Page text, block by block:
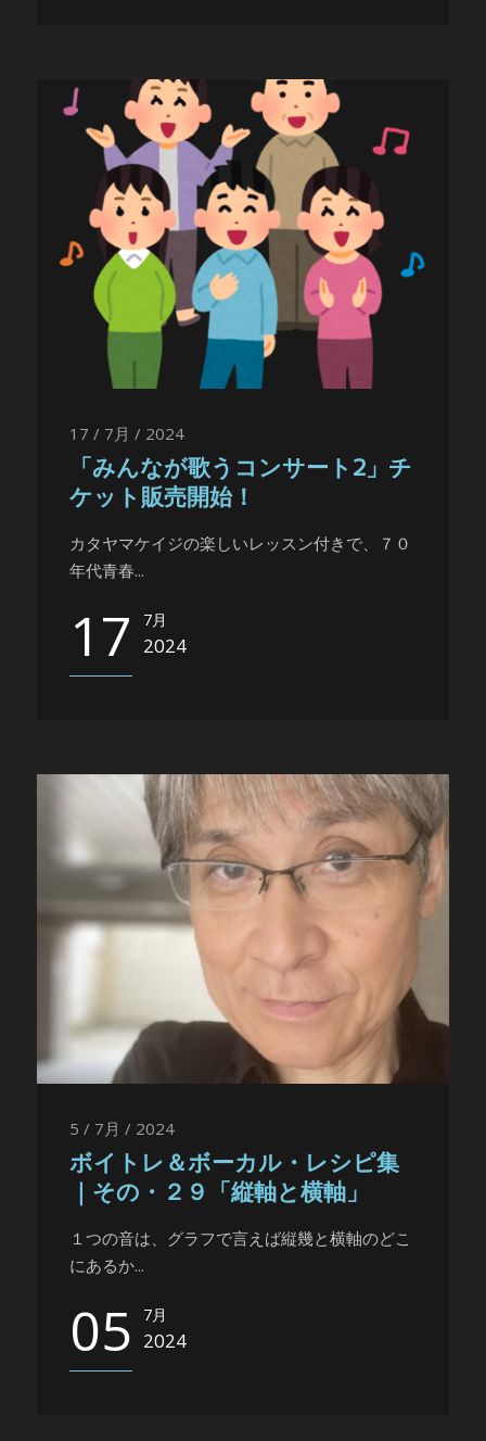
17 / 7月 / 2024
「みんなが歌うコンサート2」チ
ケット販売開始！
カタヤマケイジの楽しいレッスン付きで、７０
年代青春...
17 7月
2024
5 / 7月 / 2024
ボイトレ＆ボーカル・レシピ集
｜その・２９「縦軸と横軸」
１つの音は、グラフで言えば縦幾と横軸のどこ
にあるか...
05 7月
2024